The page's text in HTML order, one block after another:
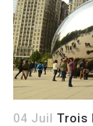
04 Juil
Trois